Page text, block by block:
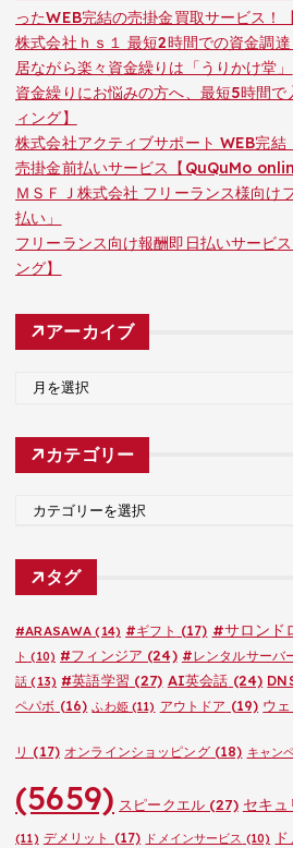
ったWEB完結の売掛金買取サービス！
株式会社ｈｓ１ 最短2時間での資金調
居ながら楽々資金繰りは「うりかけ堂」
資金繰りにお悩みの方へ、最短5時間
ィング】
株式会社アクティブサポート WEB完
売掛金前払いサービス【QuQuMo
ＭＳＦＪ株式会社 フリーランス様向け
払い」
フリーランス向け報酬即日払いサービ
ング】
アーカイブ
カ
カテゴリー
ゴ
タグ
#ARASAWA (14) #ギフト (17) #サロンド
ト (10) #フィンジア (24) #レンタルサーバ
話 (13) #英語学習 (27) AI英会話 (24)
ペパボ (16) ふわ姫(11) アウトドア (19) ウ
リ (17) オンラインショッピング(18) キャン
(5659) スピークエル(27) セキュ
(11) デメリット (17) ドメインサービス (10)